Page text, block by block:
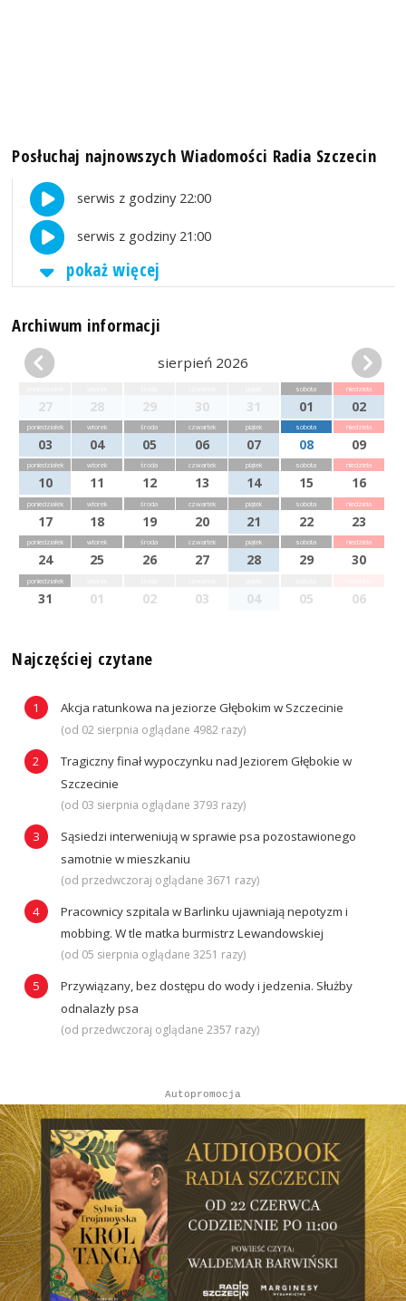
Posłuchaj najnowszych Wiadomości Radia Szczecin
serwis z godziny 22:00
serwis z godziny 21:00
pokaż więcej
Archiwum informacji
sierpień 2026
27 28 29 30 31
sobota
01
niedziela
02
poniedziałek
03
wtorek
04
środa
05
czwartek
06
piątek
07
sobota
08
niedziela
09
poniedziałek
10
wtorek
11
środa
12
czwartek
13
piątek
14
sobota
15
niedziela
16
poniedziałek
17
wtorek
18
środa
19
czwartek
20
piątek
21
sobota
22
niedziela
23
poniedziałek
24
wtorek
25
środa
26
czwartek
27
piątek
28
sobota
29
niedziela
30
poniedziałek
31 01 02 03 04 05 06
Najczęściej czytane
Akcja ratunkowa na jeziorze Głębokim w Szczecinie
(od 02 sierpnia oglądane 4982 razy)
Tragiczny finał wypoczynku nad Jeziorem Głębokie w
Szczecinie
(od 03 sierpnia oglądane 3793 razy)
Sąsiedzi interweniują w sprawie psa pozostawionego
samotnie w mieszkaniu
(od przedwczoraj oglądane 3671 razy)
Pracownicy szpitala w Barlinku ujawniają nepotyzm i
mobbing. W tle matka burmistrz Lewandowskiej
(od 05 sierpnia oglądane 3251 razy)
Przywiązany, bez dostępu do wody i jedzenia. Służby
odnalazły psa
(od przedwczoraj oglądane 2357 razy)
Autopromocja